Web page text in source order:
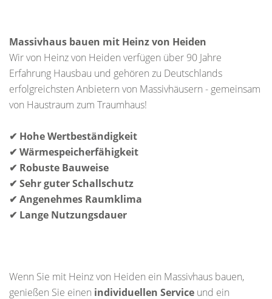
Massivhaus bauen mit Heinz von Heiden
Wir von Heinz von Heiden verfügen über 90 Jahre
Erfahrung Hausbau und gehören zu Deutschlands
erfolgreichsten Anbietern von Massivhäusern - gemeinsam
von Haustraum zum Traumhaus!
✔ Hohe Wertbeständigkeit
✔ Wärmespeicherfähigkeit
✔ Robuste Bauweise
✔ Sehr guter Schallschutz
✔ Angenehmes Raumklima
✔ Lange Nutzungsdauer
Wenn Sie mit Heinz von Heiden ein Massivhaus bauen,
genießen Sie einen individuellen Service und ein